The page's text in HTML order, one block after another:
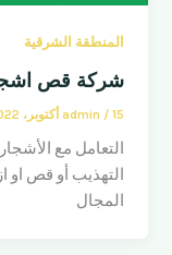
المنطقة الشرقية
شركة قص
admin / 15 أكتوبر، 2022
التعامل مع
التهذيب أو قص او
المجال